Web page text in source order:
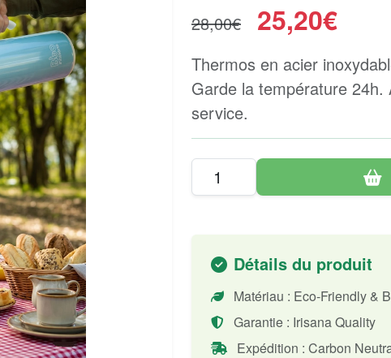
28,00€ 25,20€
Thermos en acier
Garde la température
service.
Détails du produit
Matériau : Eco-Friendly &
Garantie : Irisana Quality
Expédition : Carbon